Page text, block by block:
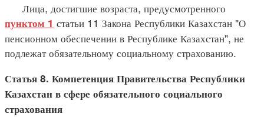
Лица, достигшие возраста, предусмотренного
пунктом 1 статьи 11 Закона Республики Казахстан "О
пенсионном обеспечении в Республике Казахстан", не
подлежат обязательному социальному страхованию.
Статья 8. Компетенция Правительства Республики
Казахстан в сфере обязательного социального
страхования